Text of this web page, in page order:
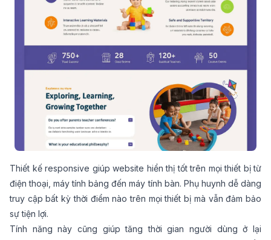
Thiết kế responsive giúp website hiển thị tốt trên mọi thiết bị từ
điện thoại, máy tính bảng đến máy tính bàn. Phụ huynh dễ dàng
truy cập bất kỳ thời điểm nào trên mọi thiết bị mà vẫn đảm bảo
sự tiện lợi.
Tính năng này cũng giúp tăng thời gian người dùng ở lại